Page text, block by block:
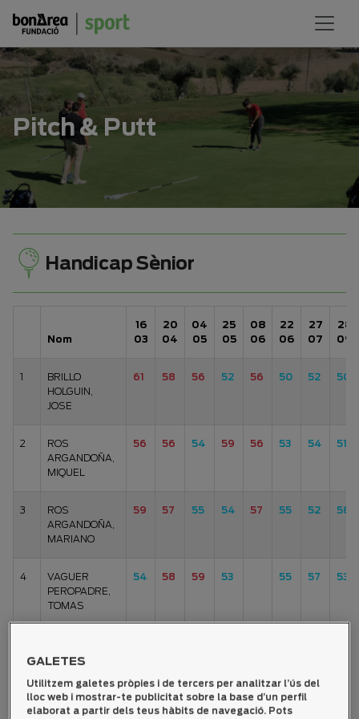
Pitch & Putt
Handicap Sènior
Nom
16
03
20
04
04
05
25
05
08
06
22
06
27
07
28
09
1
BRILLO
HOLGUIN,
JOSE
61 58 56 52 56 50 52 50
2
ROS
ARGANDOÑA,
MIQUEL
56 56 54 59 56 53 54 51
3
ROS
ARGANDOÑA,
MARIANO
59 57 55 54 57 55 52 58
4
VAGUER
PEROPADRE,
TOMAS
54 58 59 53 55 57 53
FONTANET,
MORROS
55 51 58 62 53
GALETES
Utilitzem galetes pròpies i de tercers per analitzar l’ús del
lloc web i mostrar-te publicitat sobre la base d’un perfil
elaborat a partir dels teus hàbits de navegació. Pots